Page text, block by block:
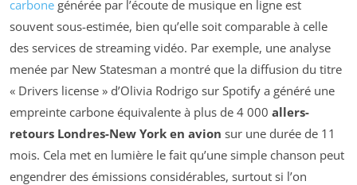
carbone générée par l’écoute de musique en ligne est
souvent sous-estimée, bien qu’elle soit comparable à celle
des services de streaming vidéo. Par exemple, une analyse
menée par New Statesman a montré que la diffusion du titre
« Drivers license » d’Olivia Rodrigo sur Spotify a généré une
empreinte carbone équivalente à plus de 4 000 allers-
retours Londres-New York en avion sur une durée de 11
mois. Cela met en lumière le fait qu’une simple chanson peut
engendrer des émissions considérables, surtout si l’on